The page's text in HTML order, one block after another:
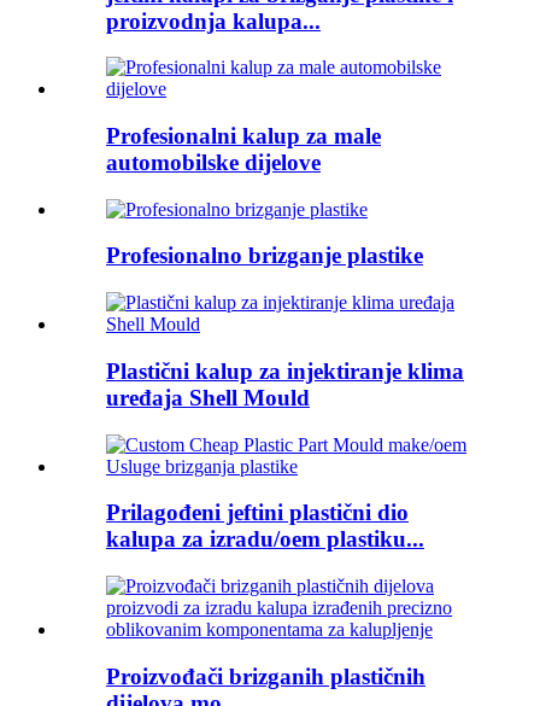
proizvodnja kalupa...
Profesionalni kalup za male
automobilske dijelove
Profesionalno brizganje plastike
Plastični kalup za injektiranje klima
uređaja Shell Mould
Prilagođeni jeftini plastični dio
kalupa za izradu/oem plastiku...
Proizvođači brizganih plastičnih